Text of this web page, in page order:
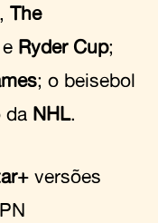
, The
Ryder Cup;
; o beisebol
da NHL.
versões